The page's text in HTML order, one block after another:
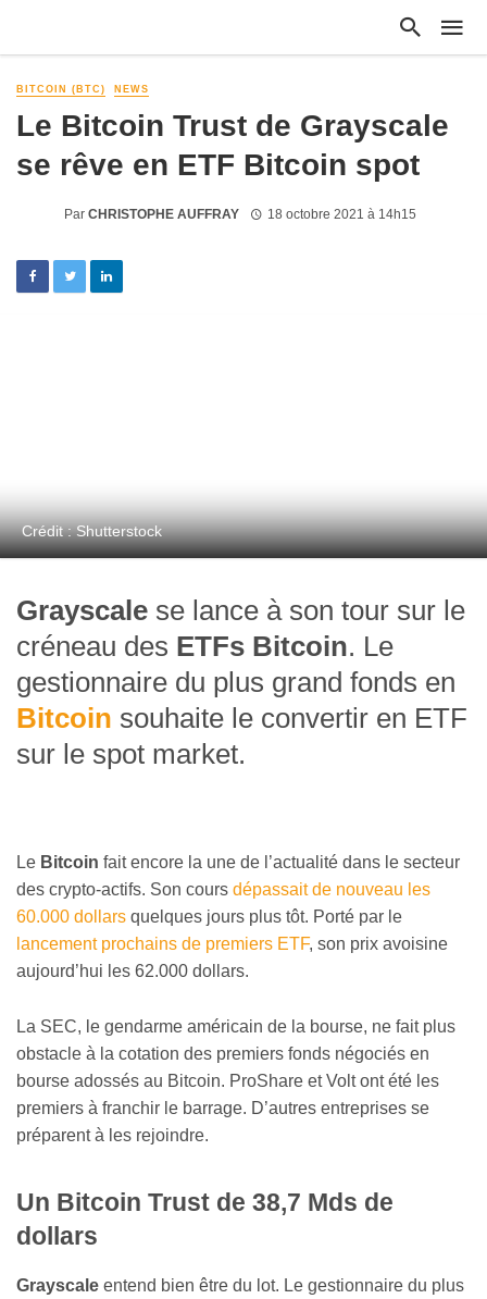
BITCOIN (BTC) NEWS
Le Bitcoin Trust de Grayscale
se rêve en ETF Bitcoin spot
Par CHRISTOPHE AUFFRAY 18 octobre 2021 à 14h15
Crédit : Shutterstock
Grayscale se lance à son tour sur le
créneau des ETFs Bitcoin. Le
gestionnaire du plus grand fonds en
Bitcoin souhaite le convertir en ETF
sur le spot market.
Le Bitcoin fait encore la une de l’actualité dans le secteur
des crypto-actifs. Son cours dépassait de nouveau les
60.000 dollars quelques jours plus tôt. Porté par le
lancement prochains de premiers ETF, son prix avoisine
aujourd’hui les 62.000 dollars.
La SEC, le gendarme américain de la bourse, ne fait plus
obstacle à la cotation des premiers fonds négociés en
bourse adossés au Bitcoin. ProShare et Volt ont été les
premiers à franchir le barrage. D’autres entreprises se
préparent à les rejoindre.
Un Bitcoin Trust de 38,7 Mds de
dollars
Grayscale entend bien être du lot. Le gestionnaire du plus